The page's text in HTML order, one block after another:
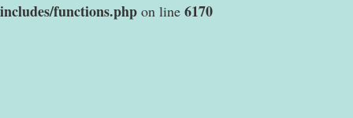
includes/functions.php on line 6170